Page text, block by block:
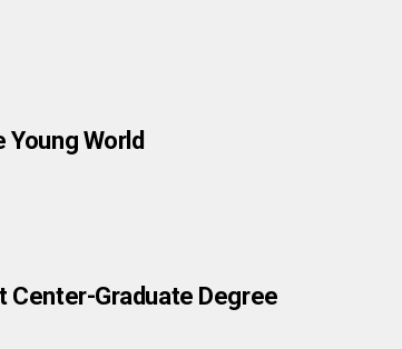
Young World
Center-Graduate Degree